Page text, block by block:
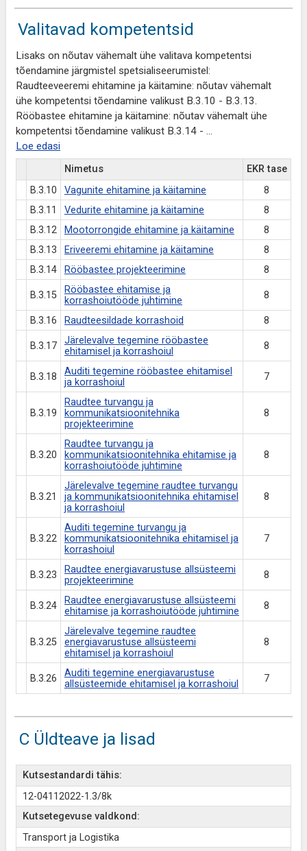
Valitavad kompetentsid
Lisaks on nõutav vähemalt ühe valitava kompetentsi
tõendamine järgmistel spetsialiseerumistel:
Raudteeveeremi ehitamine ja käitamine: nõutav vähemalt
ühe kompetentsi tõendamine valikust B.3.10 - B.3.13.
Rööbastee ehitamine ja käitamine: nõutav vähemalt ühe
kompetentsi tõendamine valikust B.3.14 - ...
Loe edasi
Nimetus
EKR tase
B.3.10
Vagunite ehitamine ja käitamine
8
B.3.11
Vedurite ehitamine ja käitamine
8
B.3.12
Mootorrongide ehitamine ja käitamine
8
B.3.13
Eriveeremi ehitamine ja käitamine
8
B.3.14
Rööbastee projekteerimine 8
B.3.15
Rööbastee ehitamise ja
korrashoiutööde juhtimine
8
B.3.16 Raudteesildade korrashoid 8
B.3.17
Järelevalve tegemine rööbastee
ehitamisel ja korrashoiul
8
B.3.18
Auditi tegemine rööbastee ehitamisel
ja korrashoiul
7
B.3.19
Raudtee turvangu ja
kommunikatsioonitehnika
projekteerimine
8
B.3.20
Raudtee turvangu ja
kommunikatsioonitehnika ehitamise ja
korrashoiutööde juhtimine
8
B.3.21
Järelevalve tegemine raudtee turvangu
ja kommunikatsioonitehnika ehitamisel
ja korrashoiul
8
B.3.22
Auditi tegemine turvangu ja
kommunikatsioonitehnika ehitamisel ja
korrashoiul
7
B.3.23
Raudtee energiavarustuse allsüsteemi
projekteerimine
8
B.3.24
Raudtee energiavarustuse allsüsteemi
ehitamise ja korrashoiutööde juhtimine
8
B.3.25
Järelevalve tegemine raudtee
energiavarustuse allsüsteemi
ehitamisel ja korrashoiul
8
B.3.26
Auditi tegemine energiavarustuse
allsüsteemide ehitamisel ja korrashoiul
7
C Üldteave ja lisad
Kutsestandardi tähis:
12-04112022-1.3/8k
Kutsetegevuse valdkond:
Transport ja Logistika